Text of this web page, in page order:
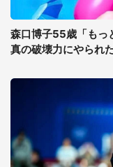
森口博子55歳「もっ
真の破壊力にやられた